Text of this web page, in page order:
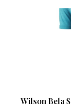
Wilson Bela